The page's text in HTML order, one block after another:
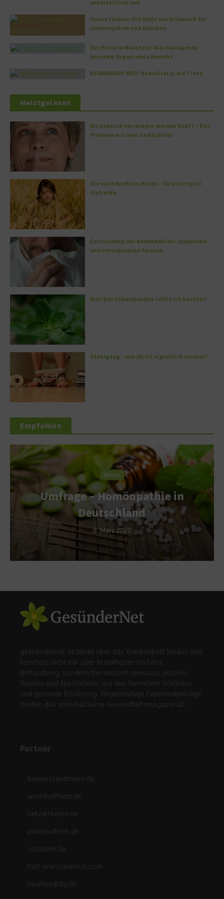
unterstützen soll
Sonne tanken: Die Rolle von Vitamin D für
Immunsystem und Knochen
Der Protein-Baustein: Was Kollagen in
unserem Organismus bewirkt
DERMADROP MED: Nadelfrei in die Tiefe
Meistgelesen
Wo habe ich nur wieder meinen Kopf? – Das
Problem mit dem Gedächtnis
Die volle Kraft des Korns – So wichtig ist
Getreide
Entzündung der Nebenhöhlen: Symptome
und verschiedene Formen
Welches Ashwagandha sollte ich kaufen?
Stuhlgang – wie oft ist eigentlich normal?
Empfohlen
News
Umfrage – Homöopathie in
Deutschland
6. März 2020
gesuendernet.de blickt über das Krankenbett hinaus und
berichtet nicht nur über Krankheiten und ihre
Behandlung, sondern thematisiert genauso aktuelle
Studien und Nachrichten aus den Bereichen Wellness
und gesunde Ernährung. Regelmäßige Expertenbeiträge
runden das unterhaltsame Gesundheitsmagazin ab.
Partner
businessandmore.de
worldsoffood.de
netzathleten.de
planetoftech.de
urbanlife.de
fast-and-luxurious.com
newfoodcity.de